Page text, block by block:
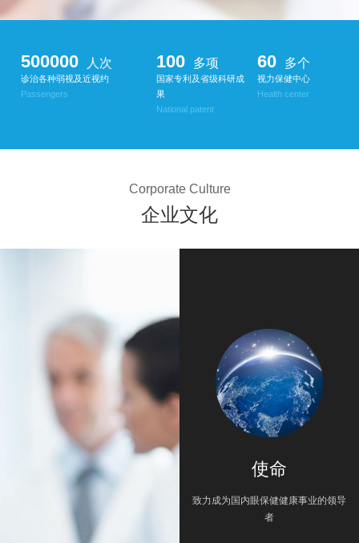
500000 人次
诊治各种弱视及近视约
Passengers
100 多项
国家专利及省级科研成
果
National patent
60 多个
视力保健中心
Health center
Corporate Culture
企业文化
使命
致力成为国内眼保健健康事业的领导
者